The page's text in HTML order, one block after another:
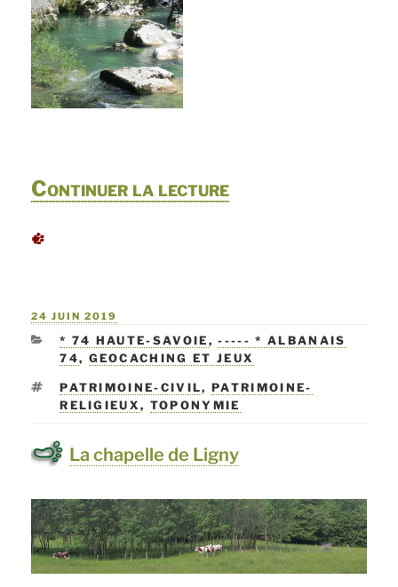
Continuer la lecturede
PUBLIÉ
24 JUIN 2019
CATÉGORIES
* 74 HAUTE-SAVOIE ,----- * ALBANAIS
74, GEOCACHING ET JEUX
ÉTIQUETTES
PATRIMOINE-CIVIL,PATRIMOINE-
RELIGIEUX, TOPONYMIE
La chapelle de Ligny